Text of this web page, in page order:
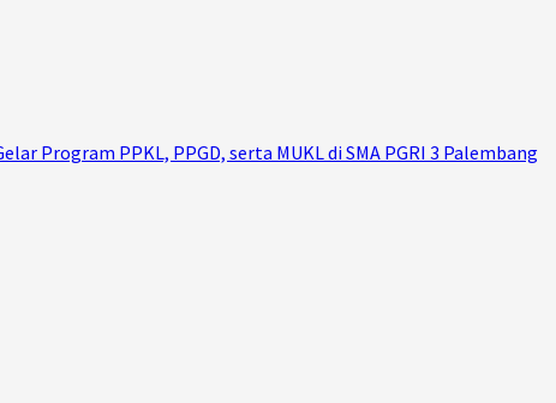
Program PPKL, PPGD, serta MUKL di SMA PGRI 3 Palembang